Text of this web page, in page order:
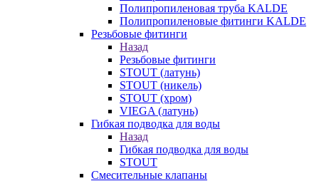
Полипропиленовая труба KALDE
Полипропиленовые фитинги KALDE
Резьбовые фитинги
Назад
Резьбовые фитинги
STOUT (латунь)
STOUT (никель)
STOUT (хром)
VIEGA (латунь)
Гибкая подводка для воды
Назад
Гибкая подводка для воды
STOUT
Смесительные клапаны